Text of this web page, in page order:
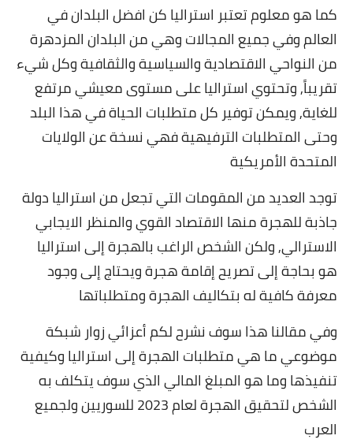
كما هو معلوم تعتبر استراليا كن افضل البلدان في
العالم وفي جميع المجالات وهي من البلدان المزدهرة
من النواحي الاقتصادية والسياسية والثقافية وكل شيء
تقريباً, وتحتوي استراليا على مستوى معيشي مرتفع
للغاية, ويمكن توفير كل متطلبات الحياة في هذا البلد
وحتى المتطلبات الترفيهية فهي نسخة عن الولايات
المتحدة الأمريكية
توجد العديد من المقومات التي تجعل من استراليا دولة
جاذبة للهجرة منها الاقتصاد القوي والمنظر الايجابي
الاسترالي, ولكن الشخص الراغب بالهجرة إلى استراليا
هو بحاجة إلى تصريح إقامة هجرة ويحتاج إلى وجود
معرفة كافية له بتكاليف الهجرة ومتطلباتها
وفي مقالنا هذا سوف نشرح لكم أعزائي زوار شبكة
موضوعي ما هي متطلبات الهجرة إلى استراليا وكيفية
تنفيذها وما هو المبلغ المالي الذي سوف يتكلف به
الشخص لتحقيق الهجرة لعام 2023 للسوريين ولجميع
العرب